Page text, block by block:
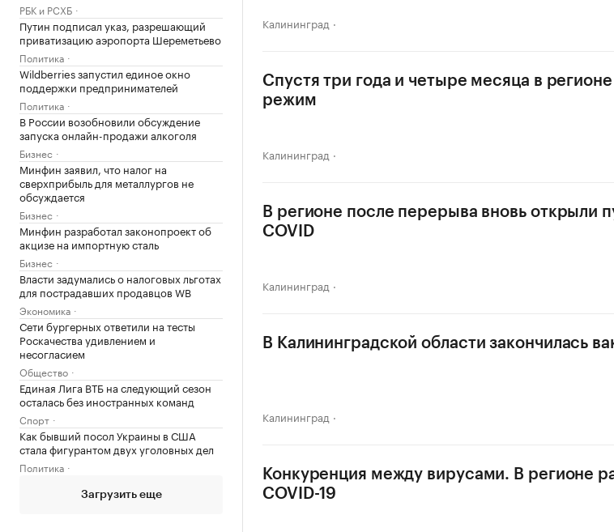
РБК и РСХБ
Путин подписал указ, разрешающий
приватизацию аэропорта Шереметьево
Политика
Wildberries запустил единое окно
поддержки предпринимателей
Политика
В России возобновили обсуждение
запуска онлайн-продажи алкоголя
Бизнес
Минфин заявил, что налог на
сверхприбыль для металлургов не
обсуждается
Бизнес
Минфин разработал законопроект об
акцизе на импортную сталь
Бизнес
Власти задумались о налоговых льготах
для пострадавших продавцов WB
Экономика
Сети бургерных ответили на тесты
Роскачества удивлением и
несогласием
Общество
Единая Лига ВТБ на следующий сезон
осталась без иностранных команд
Спорт
Как бывший посол Украины в США
стала фигурантом двух уголовных дел
Политика
Загрузить еще
Калининград
Спустя три года и четыре месяца в
режим
Калининград
В регионе после перерыва вновь открыли
COVID
Калининград
В Калининградской области закончилась
Калининград
Конкуренция между вирусами. В регионе
COVID-19